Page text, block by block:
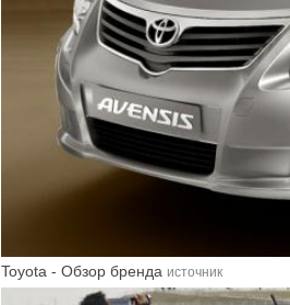
Toyota - Обзор бренда источник